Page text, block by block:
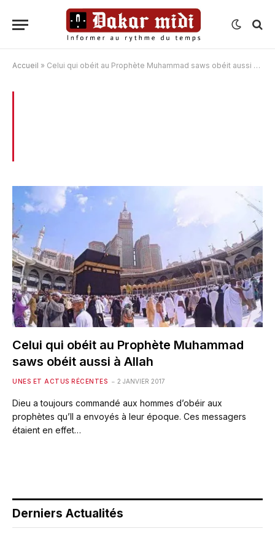
Accueil » Celui qui obéit au Prophète Muhammad saws obéit aussi à Allah
Celui qui obéit au Prophète Muhammad
saws obéit aussi à Allah
UNES ET ACTUS RÉCENTES 2 JANVIER 2017
Dieu a toujours commandé aux hommes d’obéir aux
prophètes qu’Il a envoyés à leur époque. Ces messagers
étaient en effet…
Derniers Actualités